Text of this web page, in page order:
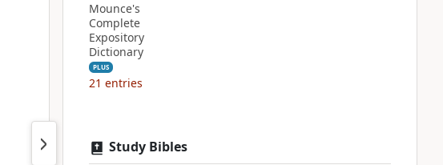
Mounce's
Complete
Expository
Dictionary
PLUS
21 entries
Study Bibles